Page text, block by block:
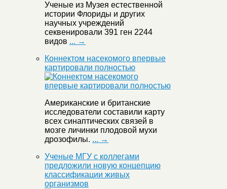
Ученые из Музея естественной
истории Флориды и других
научных учреждений
секвенировали 391 ген 2244
видов ... →
Коннектом насекомого впервые
картировали полностью
Американские и британские
исследователи составили карту
всех синаптических связей в
мозге личинки плодовой мухи
дрозофилы. ... →
Ученые МГУ с коллегами
предложили новую концепцию
классификации живых
организмов